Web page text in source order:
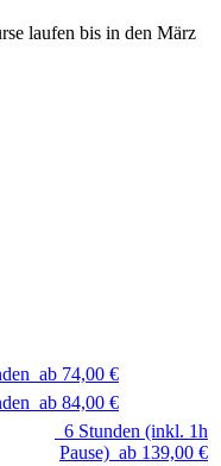
laufen bis in den März
ab 74,00 €
ab 84,00 €
6 Stunden (inkl. 1h
Pause) ab 139,00 €